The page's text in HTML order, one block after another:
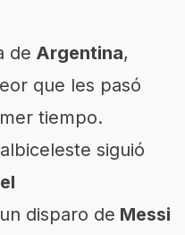
de Argentina,
que les pasó
tiempo.
siguió
disparo de Messi